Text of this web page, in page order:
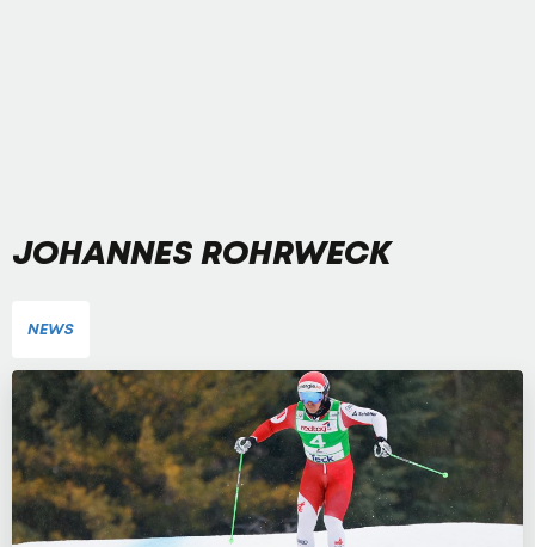
JOHANNES ROHRWECK
NEWS